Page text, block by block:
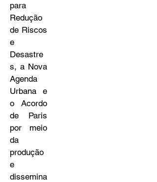
para
Redução
de Riscos
e
Desastre
s, a Nova
Agenda
Urbana e
o Acordo
de Paris
por meio
da
produção
e
dissemina